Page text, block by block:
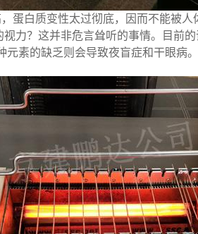
蛋白质变性太过彻底，因而不能被
力？ 这并非危言耸听的事情。目前
素的缺乏则会导致夜盲症和干眼病。